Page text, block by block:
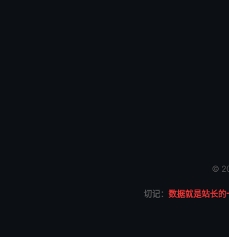
©
切记： 数据就是站长的